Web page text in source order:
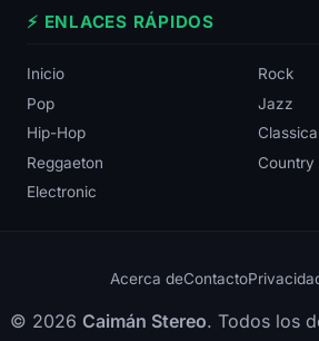
⚡ ENLACES RÁPIDOS
Inicio
Rock
Pop
Jazz
Hip-Hop
Reggaeton
Country
Electronic
Acerca deContacto
© 2026 Caimán Stereo. Todos los